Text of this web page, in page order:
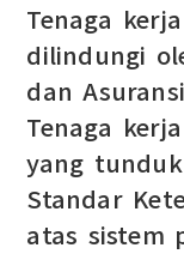
Tenaga
dilindungi
dan
Tenaga
yang
Standar
atas sistem